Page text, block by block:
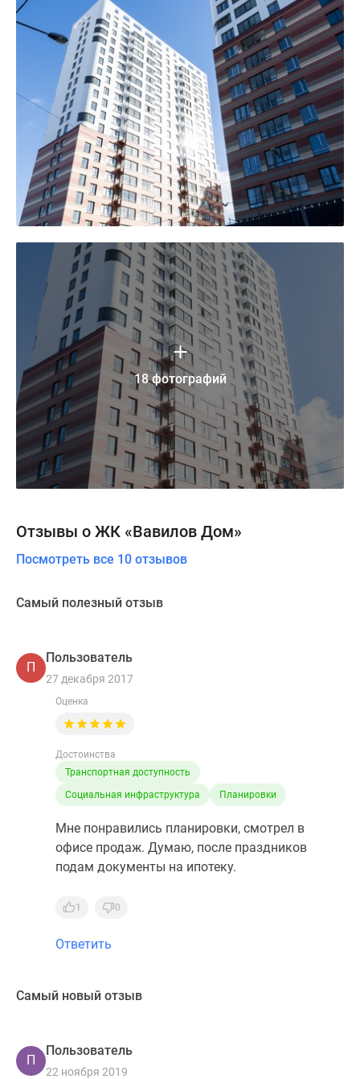
18 фотографий
Отзывы о ЖК «Вавилов Дом»
Посмотреть все 10 отзывов
Самый полезный отзыв
П
Пользователь
27 декабря 2017
Оценка
Достоинства
Транспортная доступность
Социальная инфраструктура
Планировки
Мне понравились планировки, смотрел в
офисе продаж. Думаю, после праздников
подам документы на ипотеку.
1 0
Ответить
Самый новый отзыв
П
Пользователь
22 ноября 2019